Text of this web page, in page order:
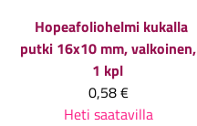
Hopeafoliohelmi kukalla
putki 16x10 mm, valkoinen,
1 kpl
0,58 €
Heti saatavilla